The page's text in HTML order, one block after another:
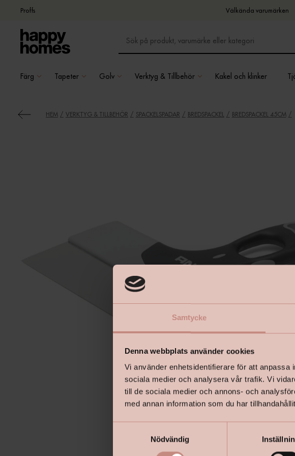
Samtycke
Denna webbplats använder cookies
Vi använder enhetsidentifierare för att anpassa
sociala medier och analysera vår trafik. Vi
till de sociala medier och annons- och
med annan information som du har
Nödvändig
Proffs Välkända varumärken
Färg Tapeter Golv Verktyg & Tillbehör Kakel och klinker
HEM VERKTYG & TILLBEHÖR SPACKELSPADAR BREDSPACKEL BREDSPACKEL 45CM